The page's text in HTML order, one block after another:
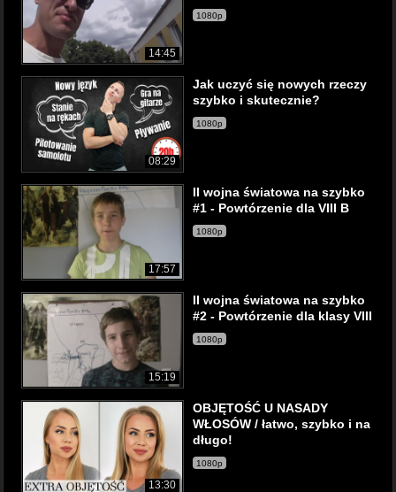
14:45
1080p
08:29
Jak uczyć się nowych rzeczy
szybko i skutecznie?
1080p
17:57
II wojna światowa na szybko
#1 - Powtórzenie dla VIII B
1080p
15:19
II wojna światowa na szybko
#2 - Powtórzenie dla klasy VIII
1080p
13:30
OBJĘTOŚĆ U NASADY
WŁOSÓW / łatwo, szybko i na
długo!
1080p